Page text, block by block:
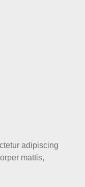
adipiscing
mattis,